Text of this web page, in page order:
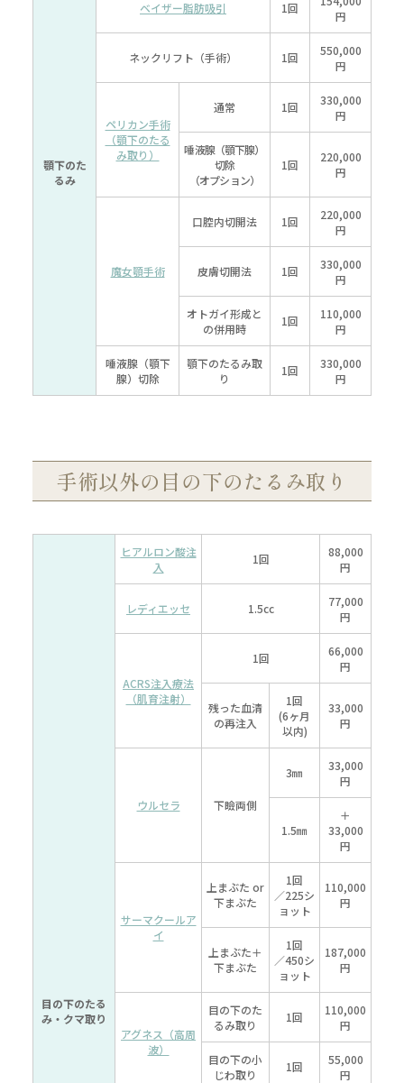
顎下のた
るみ
ベイザー脂肪吸引 1回
円
ネックリフト（手術） 1回
550,000
円
ペリカン手術
（顎下のたる
み取り）
通常 1回
330,000
円
唾液腺（顎下腺）
切除
（オプション）
1回
220,000
円
魔女顎手術
口腔内切開法 1回
220,000
円
皮膚切開法 1回
330,000
円
オトガイ形成と
の併用時
1回
110,000
円
唾液腺（顎下
腺）切除
顎下のたるみ取
り
1回
330,000
円
手術以外の目の下のたるみ取り
目の下のたる
み・クマ取り
ヒアルロン酸注
入
1回
88,000
円
レディエッセ 1.5cc
77,000
円
ACRS注入療法
（肌育注射）
1回
66,000
円
残った血清
の再注入
1回
(6ヶ月
以内)
33,000
円
ウルセラ 下瞼両側
3㎜
33,000
円
1.5㎜
＋
33,000
円
サーマクールア
イ
上まぶた or
下まぶた
1回
／225シ
ョット
110,000
円
上まぶた＋
下まぶた
1回
／450シ
ョット
187,000
円
アグネス （高周
波）
目の下のた
るみ取り
1回
110,000
円
目の下の小
じわ取り
1回
55,000
円